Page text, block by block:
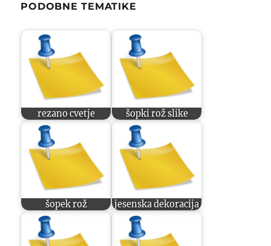
PODOBNE TEMATIKE
rezano cvetje šopki rož slike
šopek rož jesenska dekoracija